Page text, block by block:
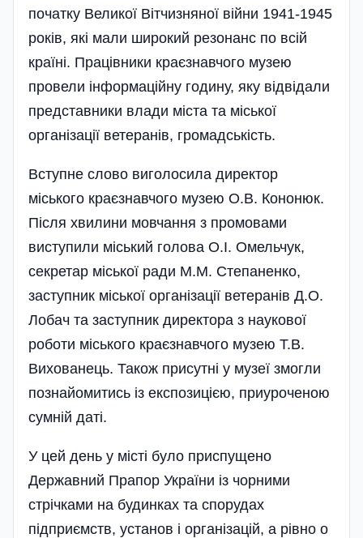
початку Великої Вітчизняної війни 1941-1945
років, які мали широкий резонанс по всій
країні. Працівники краєзнавчого музею
провели інформаційну годину, яку відвідали
представники влади міста та міської
організації ветеранів, громадськість.
Вступне слово виголосила директор
міського краєзнавчого музею О.В. Кононюк.
Після хвилини мовчання з промовами
виступили міський голова О.І. Омельчук,
секретар міської ради М.М. Степаненко,
заступник міської організації ветеранів Д.О.
Лобач та заступник директора з наукової
роботи міського краєзнавчого музею Т.В.
Вихованець. Також присутні у музеї змогли
познайомитись із експозицією, приуроченою
сумній даті.
У цей день у місті було приспущено
Державний Прапор України із чорними
стрічками на будинках та спорудах
підприємств, установ і організацій, а рівно о